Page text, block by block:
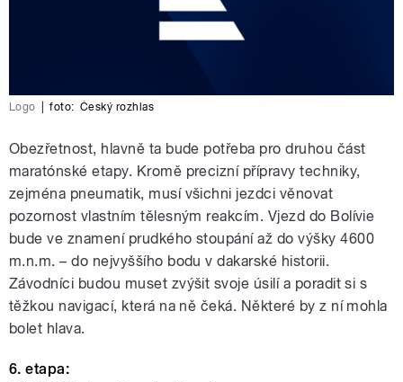
Logo foto: Český rozhlas
Obezřetnost, hlavně ta bude potřeba pro druhou část
maratónské etapy. Kromě precizní přípravy techniky,
zejména pneumatik, musí všichni jezdci věnovat
pozornost vlastním tělesným reakcím. Vjezd do Bolívie
bude ve znamení prudkého stoupání až do výšky 4600
m.n.m. – do nejvyššího bodu v dakarské historii.
Závodníci budou muset zvýšit svoje úsilí a poradit si s
těžkou navigací, která na ně čeká. Některé by z ní mohla
bolet hlava.
6. etapa: